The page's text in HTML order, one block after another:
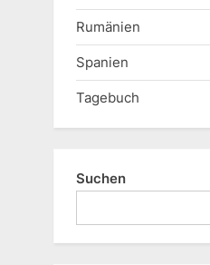
Rumänien
Spanien
Tagebuch
Suchen